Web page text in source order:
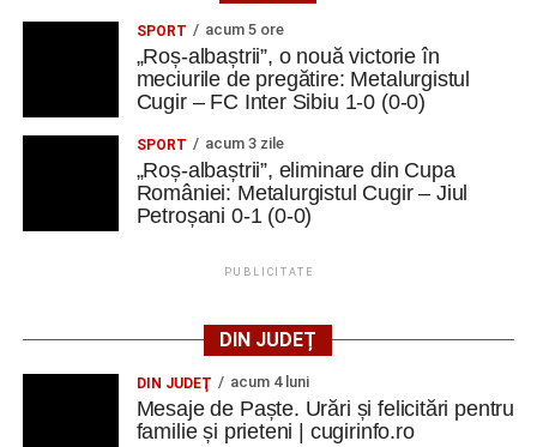
SPORT acum 5 ore
„Roș-albaștrii”, o nouă victorie în
meciurile de pregătire: Metalurgistul
Cugir – FC Inter Sibiu 1-0 (0-0)
SPORT acum 3 zile
„Roș-albaștrii”, eliminare din Cupa
României: Metalurgistul Cugir – Jiul
Petroșani 0-1 (0-0)
PUBLICITATE
DIN JUDEȚ
DIN JUDEŢ acum 4 luni
Mesaje de Paște. Urări și felicitări pentru
familie și prieteni | cugirinfo.ro